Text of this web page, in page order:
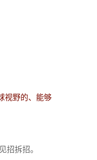
视野的、能够
拆招。